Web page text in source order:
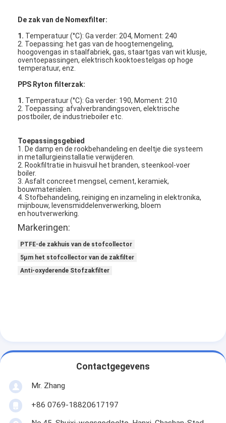
Thuis
Producten
Video's
Over ons
Fabriekstocht
Neem contact met ons op
Luchtfilter die Machine maken
Luchtfilter Productiemachine
Zakfilter die Machine maken
De zak van de Nomexfilter:
1. Temperatuur (°C): Ga verder: 204, Moment: 240
2. Toepassing: het gas van de hoogtemengeling,
hoogovengas in staalfabriek, gas, staartgas van wit klusje,
oventoepassingen, elektrisch kooktoestelgas op hoge
temperatuur, enz.
PPS Ryton filterzak:
1. Temperatuur (°C): Ga verder: 190, Moment: 210
2. Toepassing: afvalverbrandingsoven, elektrische
postboiler, de industrieboiler etc.
Toepassingsgebied
1. De damp en de rookbehandeling en deeltje die systeem
in metallurgieinstallatie verwijderen.
2. Rookfiltratie in huisvuil het branden, steenkool-voer
boiler.
3. Asfalt concreet mengsel, cement, keramiek,
bouwmaterialen.
4. Stofbehandeling, reiniging en inzameling in elektronika,
mijnbouw, levensmiddelenverwerking, bloem
en houtverwerking.
Markeringen:
PTFE-de zakhuis van de stofcollector
5µm het stofcollector van de zakfilter
Anti-oxyderende Stofzakfilter
Contactgegevens
Mr. Zhang
+86 0769-18820617197